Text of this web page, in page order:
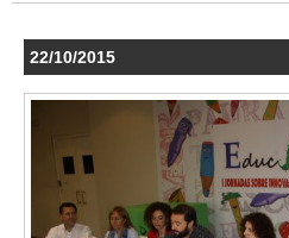
22/10/2015